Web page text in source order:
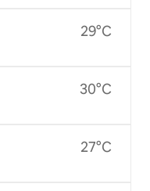
29°C
30°C
27°C